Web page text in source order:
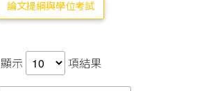
論文提綱與學位考試
顯示 項結果